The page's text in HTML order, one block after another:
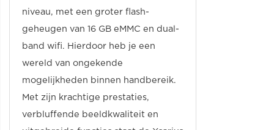
niveau, met een groter flash-
geheugen van 16 GB eMMC en dual-
band wifi. Hierdoor heb je een
wereld van ongekende
mogelijkheden binnen handbereik.
Met zijn krachtige prestaties,
verbluffende beeldkwaliteit en